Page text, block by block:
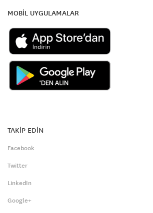
MOBİL UYGULAMALAR
TAKİP EDİN
Facebook
Twitter
LinkedIn
Google+